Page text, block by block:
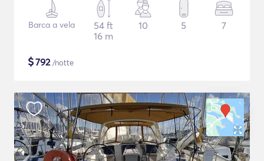
Barca a vela
54 ft
16 m
10 5 7
$792/notte